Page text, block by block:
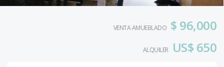
VENTA AMUEBLADO $ 96,000
ALQUILER US$ 650